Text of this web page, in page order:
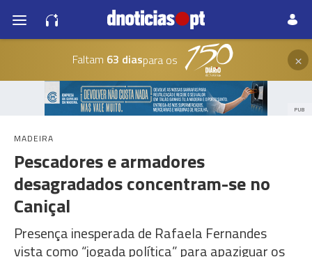
Faltam 63 diaspara os ×
PUB
MADEIRA
Pescadores e armadores
desagradados concentram-se no
Caniçal
Presença inesperada de Rafaela Fernandes
vista como “jogada política” para apaziguar os